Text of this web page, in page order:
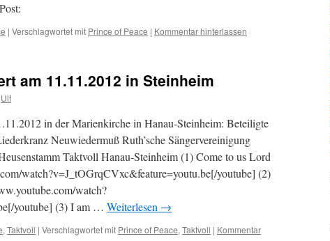
| Verschlagwortet mit Prince of Peace | Kommentar hinterlassen
am 11.11.2012 in Steinheim
Ulf
in der Marienkirche in Hanau-Steinheim: Beteiligte
Neuwiedermuß Ruth’sche Sängervereinigung
Taktvoll Hanau-Steinheim (1) Come to us Lord
watch?v=J_tOGrqCVxc&feature=youtu.be[/youtube] (2)
watch?
youtube] (3) I am … Weiterlesen →
, Taktvoll | Verschlagwortet mit Prince of Peace, Taktvoll | Kommentar